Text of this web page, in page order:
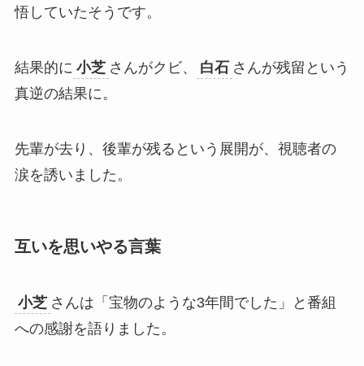
悟していたそうです。
結果的に 小芝 さんがクビ、 白石 さんが残留という
真逆の結果に。
先輩が去り、後輩が残るという展開が、視聴者の
涙を誘いました。
互いを思いやる言葉
小芝 さんは「宝物のような3年間でした」と番組
への感謝を語りました。